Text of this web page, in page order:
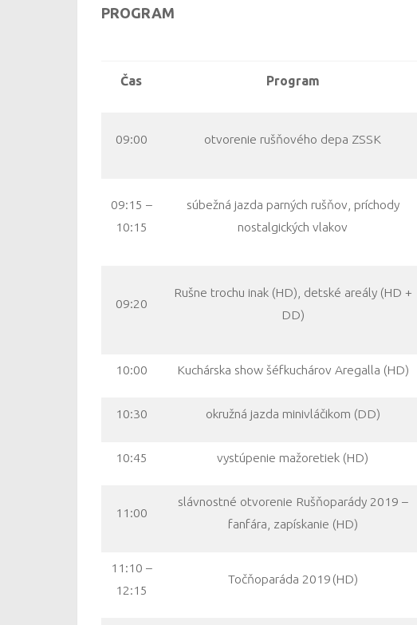
PROGRAM
Čas Program
09:00 otvorenie rušňového depa ZSSK
09:15 –
10:15
súbežná jazda parných rušňov, príchody
nostalgických vlakov
09:20
Rušne trochu inak (HD), detské areály (HD +
DD)
10:00 Kuchárska show šéfkuchárov Aregalla (HD)
10:30 okružná jazda minivláčikom (DD)
10:45 vystúpenie mažoretiek (HD)
11:00
slávnostné otvorenie Rušňoparády 2019 –
fanfára, zapískanie (HD)
11:10 –
12:15
Točňoparáda 2019 (HD)